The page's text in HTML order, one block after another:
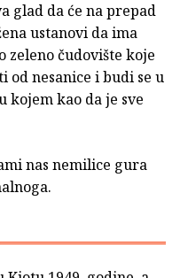
glad da će na prepad
ustanovi da ima
zeleno čudovište koje
nesanice i budi se u
kojem kao da je sve
nas nemilice gura